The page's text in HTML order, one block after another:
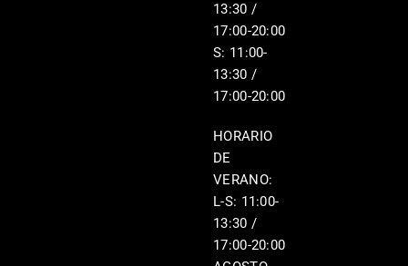
13:30 /
17:00-20:00
S: 11:00-
13:30 /
17:00-20:00
HORARIO
DE
VERANO:
L-S: 11:00-
13:30 /
17:00-20:00